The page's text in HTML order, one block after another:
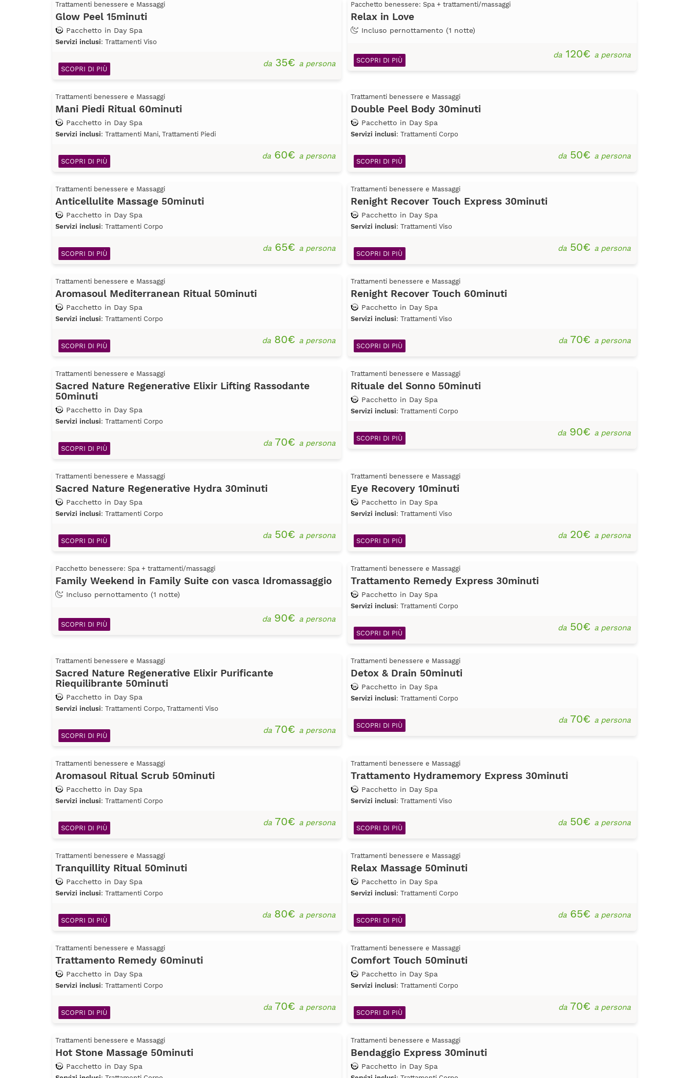
Trattamenti benessere e Massaggi
Glow Peel 15minuti
Pacchetto in Day Spa
Servizi inclusi: Trattamenti Viso
da35€ a persona
SCOPRI DI PIÙ
Pacchetto benessere: Spa + trattamenti/massaggi
Relax in Love
Incluso pernottamento (1 notte)
da120€ a persona
SCOPRI DI PIÙ
Trattamenti benessere e Massaggi
Mani Piedi Ritual 60minuti
Pacchetto in Day Spa
Servizi inclusi: Trattamenti Mani, Trattamenti Piedi
da60€ a persona
SCOPRI DI PIÙ
Trattamenti benessere e Massaggi
Double Peel Body 30minuti
Pacchetto in Day Spa
Servizi inclusi: Trattamenti Corpo
da50€ a persona
SCOPRI DI PIÙ
Trattamenti benessere e Massaggi
Anticellulite Massage 50minuti
Pacchetto in Day Spa
Servizi inclusi: Trattamenti Corpo
da65€ a persona
SCOPRI DI PIÙ
Trattamenti benessere e Massaggi
Renight Recover Touch Express 30minuti
Pacchetto in Day Spa
Servizi inclusi: Trattamenti Viso
da50€ a persona
SCOPRI DI PIÙ
Trattamenti benessere e Massaggi
Aromasoul Mediterranean Ritual 50minuti
Pacchetto in Day Spa
Servizi inclusi: Trattamenti Corpo
da80€ a persona
SCOPRI DI PIÙ
Trattamenti benessere e Massaggi
Renight Recover Touch 60minuti
Pacchetto in Day Spa
Servizi inclusi: Trattamenti Viso
da70€ a persona
SCOPRI DI PIÙ
Trattamenti benessere e Massaggi
Sacred Nature Regenerative Elixir Lifting Rassodante
50minuti
Pacchetto in Day Spa
Servizi inclusi: Trattamenti Corpo
da70€ a persona
SCOPRI DI PIÙ
Trattamenti benessere e Massaggi
Rituale del Sonno 50minuti
Pacchetto in Day Spa
Servizi inclusi: Trattamenti Corpo
da90€ a persona
SCOPRI DI PIÙ
Trattamenti benessere e Massaggi
Sacred Nature Regenerative Hydra 30minuti
Pacchetto in Day Spa
Servizi inclusi: Trattamenti Corpo
da50€ a persona
SCOPRI DI PIÙ
Trattamenti benessere e Massaggi
Eye Recovery 10minuti
Pacchetto in Day Spa
Servizi inclusi: Trattamenti Viso
da20€ a persona
SCOPRI DI PIÙ
Pacchetto benessere: Spa + trattamenti/massaggi
Family Weekend in Family Suite con vasca Idromassaggio
Incluso pernottamento (1 notte)
da90€ a persona
SCOPRI DI PIÙ
Trattamenti benessere e Massaggi
Trattamento Remedy Express 30minuti
Pacchetto in Day Spa
Servizi inclusi: Trattamenti Corpo
da50€ a persona
SCOPRI DI PIÙ
Trattamenti benessere e Massaggi
Sacred Nature Regenerative Elixir Purificante
Riequilibrante 50minuti
Pacchetto in Day Spa
Servizi inclusi: Trattamenti Corpo, Trattamenti Viso
da70€ a persona
SCOPRI DI PIÙ
Trattamenti benessere e Massaggi
Detox & Drain 50minuti
Pacchetto in Day Spa
Servizi inclusi: Trattamenti Corpo
da70€ a persona
SCOPRI DI PIÙ
Trattamenti benessere e Massaggi
Aromasoul Ritual Scrub 50minuti
Pacchetto in Day Spa
Servizi inclusi: Trattamenti Corpo
da70€ a persona
SCOPRI DI PIÙ
Trattamenti benessere e Massaggi
Trattamento Hydramemory Express 30minuti
Pacchetto in Day Spa
Servizi inclusi: Trattamenti Viso
da50€ a persona
SCOPRI DI PIÙ
Trattamenti benessere e Massaggi
Tranquillity Ritual 50minuti
Pacchetto in Day Spa
Servizi inclusi: Trattamenti Corpo
da80€ a persona
SCOPRI DI PIÙ
Trattamenti benessere e Massaggi
Relax Massage 50minuti
Pacchetto in Day Spa
Servizi inclusi: Trattamenti Corpo
da65€ a persona
SCOPRI DI PIÙ
Trattamenti benessere e Massaggi
Trattamento Remedy 60minuti
Pacchetto in Day Spa
Servizi inclusi: Trattamenti Corpo
da70€ a persona
SCOPRI DI PIÙ
Trattamenti benessere e Massaggi
Comfort Touch 50minuti
Pacchetto in Day Spa
Servizi inclusi: Trattamenti Corpo
da70€ a persona
SCOPRI DI PIÙ
Trattamenti benessere e Massaggi
Hot Stone Massage 50minuti
Pacchetto in Day Spa
Trattamenti benessere e Massaggi
Bendaggio Express 30minuti
Pacchetto in Day Spa